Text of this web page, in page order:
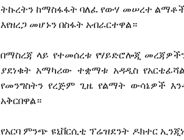
ትኩረትን ከማስፋፋት ባለፈ የውሃ መሠረተ
እየዘረጋ መሆኑን በስፋት አብራርተዋል።
በማስረጃ ላይ የተመሰረቱ የሃይድሮሎጂ
ያደነቁት አማካሪው ተቋማቱ አዳዲስ የአርቴፊሻል
የመንግስትን የረጅም ጊዜ የልማት ውሳኔዎች
አቅርበዋል።
የአርባ ምንጭ ዩኒቨርሲቲ ፕሬዝደንት ዶክተር